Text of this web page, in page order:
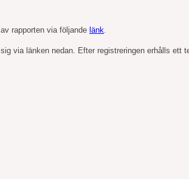
rapporten via följande länk
via länken nedan. Efter registreringen erhålls